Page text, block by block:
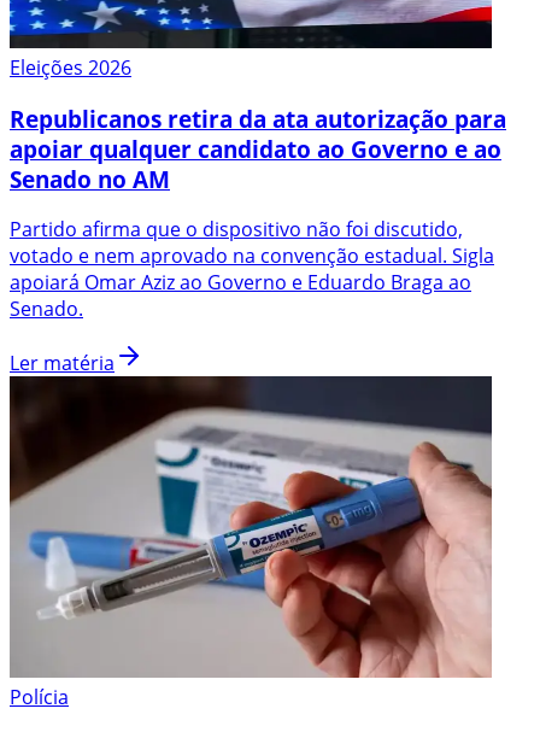
Eleições 2026
Republicanos retira da ata autorização para
apoiar qualquer candidato ao Governo e ao
Senado no AM
Partido afirma que o dispositivo não foi discutido,
votado e nem aprovado na convenção estadual. Sigla
apoiará Omar Aziz ao Governo e Eduardo Braga ao
Senado.
Ler matéria
Polícia